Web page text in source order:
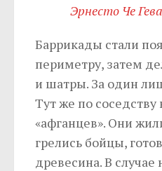
Эрнесто Че
Баррикады стали
периметру, затем
и шатры. За один
Тут же по
«афганцев». Они
грелись бойцы,
древесина. В